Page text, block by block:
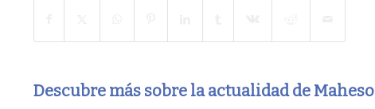
Descubre más sobre la actualidad de Maheso